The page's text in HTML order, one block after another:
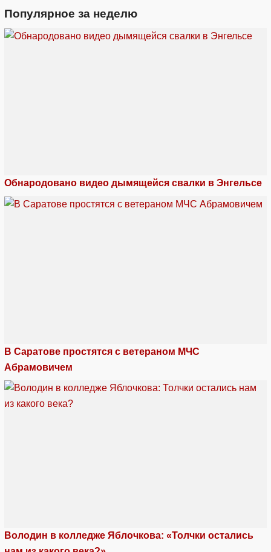
Популярное за неделю
Обнародовано видео дымящейся свалки в Энгельсе
В Саратове простятся с ветераном МЧС
Абрамовичем
Володин в колледже Яблочкова: «Толчки остались